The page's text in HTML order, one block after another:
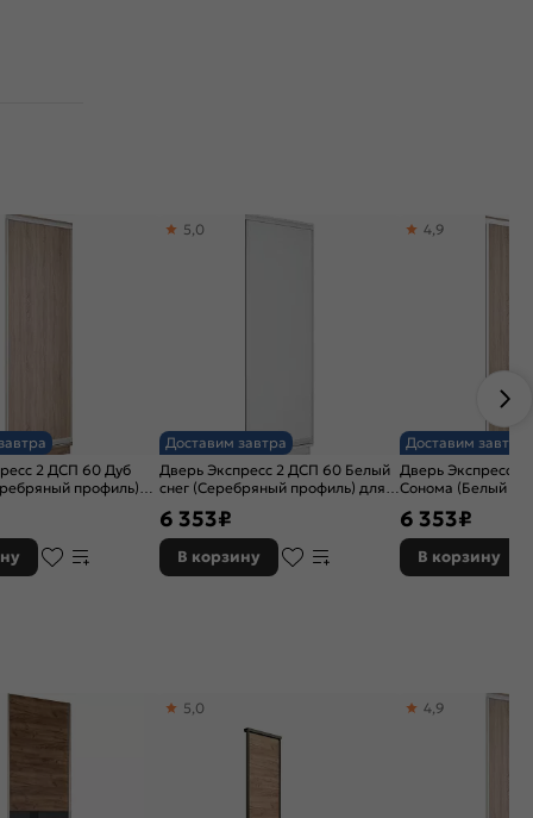
2 ДСП 60 Дуб
профиль)
Доставим завтра
Дверь Экспресс 2 ДСП 60 Белый
снег (Серебряный профиль) для
5,0
6 353₽
В корзину
Доставим завтра
Дверь Экспресс
Сонома (Белый
4,9
6 353₽
В корзину
5,0 4,9